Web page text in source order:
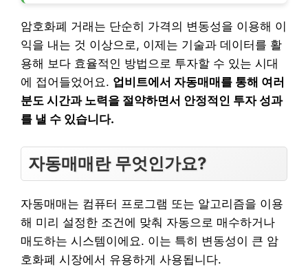
암호화폐 거래는 단순히 가격의 변동성을 이용해 이
익을 내는 것 이상으로, 이제는 기술과 데이터를 활
용해 보다 효율적인 방법으로 투자할 수 있는 시대
에 접어들었어요. 업비트에서 자동매매를 통해 여러
분도 시간과 노력을 절약하면서 안정적인 투자 성과
를 낼 수 있습니다.
자동매매란 무엇인가요?
자동매매는 컴퓨터 프로그램 또는 알고리즘을 이용
해 미리 설정한 조건에 맞춰 자동으로 매수하거나
매도하는 시스템이에요. 이는 특히 변동성이 큰 암
호화폐 시장에서 유용하게 사용됩니다.